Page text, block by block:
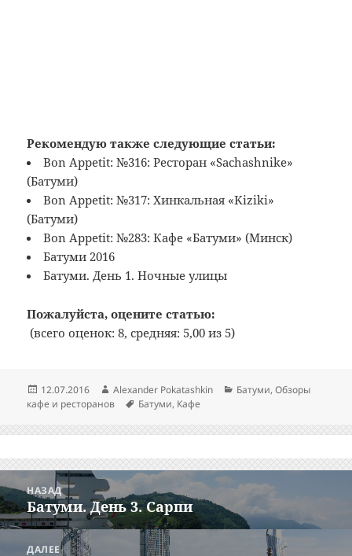
Рекомендую также следующие статьи:
Bon Appetit: №316: Ресторан «Sachashnike»
(Батуми)
Bon Appetit: №317: Хинкальная «Kiziki»
(Батуми)
Bon Appetit: №283: Кафе «Батуми» (Минск)
Батуми 2016
Батуми. День 1. Ночные улицы
Пожалуйста, оцените статью:
(всего оценок: 8, средняя: 5,00 из 5)
Опубликовано
12.07.2016 Автор
Alexander Pokatashkin Рубрики
Батуми,Обзоры
кафе и ресторанов
Метки
Батуми, Кафе
Навигация
по
записям
НАЗАД
Предыдущая
запись:
Батуми. День 3. Сарпи
ДАЛЕЕ